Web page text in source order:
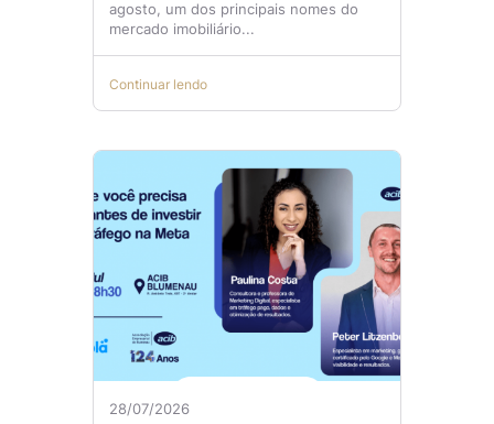
agosto, um dos principais nomes do
mercado imobiliário...
Continuar lendo
28/07/2026